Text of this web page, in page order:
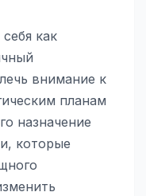
как
внимание к
планам
назначение
которые